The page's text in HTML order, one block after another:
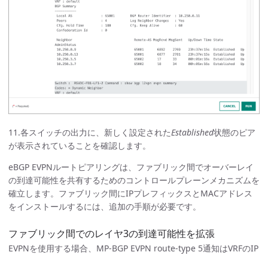
11.各スイッチの出力に、新しく設定されたEstablished状態のピア
が表示されていることを確認します。
eBGP EVPNルートピアリングは、ファブリック間でオーバーレイ
の到達可能性を共有するためのコントロールプレーンメカニズムを
確立します。ファブリック間にIPプレフィックスとMACアドレス
をインストールするには、追加の手順が必要です。
ファブリック間でのレイヤ3の到達可能性を拡張
EVPNを使用する場合、MP-BGP EVPN route-type 5通知はVRFのIP